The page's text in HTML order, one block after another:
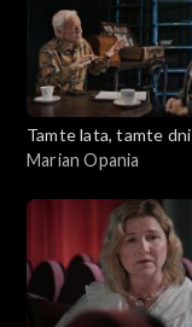
Tamte lata, tamte dni
Marian Opania